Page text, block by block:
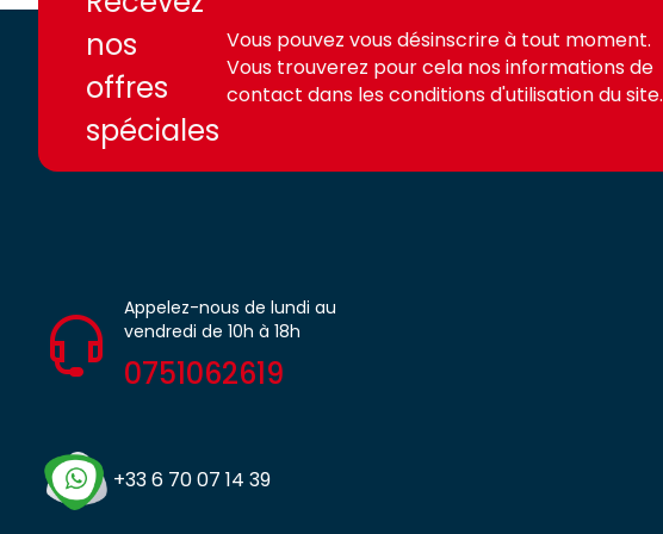
nos
offres
spéciales
Vous pouvez vous désinscrire à tout moment.
Vous trouverez pour cela nos informations de
contact dans les conditions d'utilisation du site.
Appelez-nous de lundi au
vendredi de 10h à 18h
0751062619
+33 6 70 07 14 39